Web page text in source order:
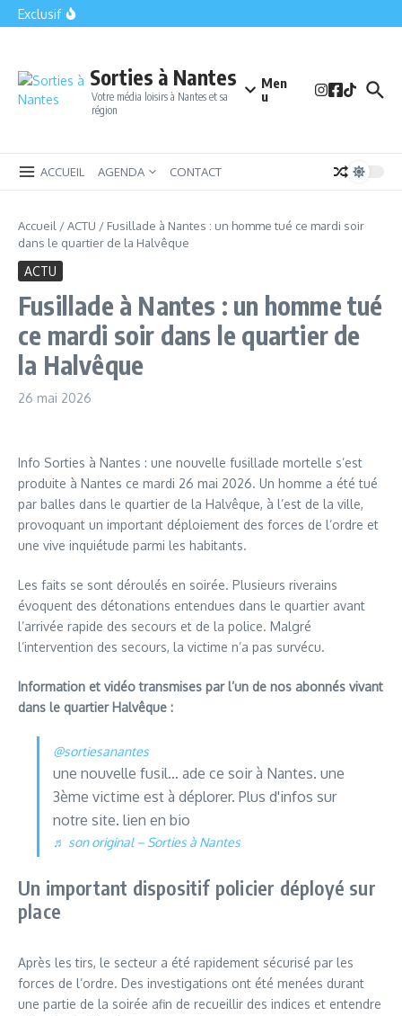
Aller au contenu
Exclusif
Le Parc des Naudières : Un havre de plaisir et d’aventure
cette saison
Sorties à Nantes
Votre média loisirs à Nantes et sa
région
Men
u
ACCUEIL AGENDA CONTACT
Accueil /ACTU / Fusillade à Nantes : un homme tué ce mardi soir
dans le quartier de la Halvêque
ACTU
Fusillade à Nantes : un homme tué
ce mardi soir dans le quartier de
la Halvêque
26 mai 2026
Info Sorties à Nantes : une nouvelle fusillade mortelle s’est
produite à Nantes ce mardi 26 mai 2026. Un homme a été tué
par balles dans le quartier de la Halvêque, à l’est de la ville,
provoquant un important déploiement des forces de l’ordre et
une vive inquiétude parmi les habitants.
Les faits se sont déroulés en soirée. Plusieurs riverains
évoquent des détonations entendues dans le quartier avant
l’arrivée rapide des secours et de la police. Malgré
l’intervention des secours, la victime n’a pas survécu.
Information et vidéo transmises par l’un de nos abonnés vivant
dans le quartier Halvêque :
@sortiesanantes
une nouvelle fusil… ade ce soir à Nantes. une
3ème victime est à déplorer. Plus d'infos sur
notre site. lien en bio
♬ son original – Sorties à Nantes
Un important dispositif policier déployé sur
place
Après les tirs, le secteur a été rapidement sécurisé par les
forces de l’ordre. Des investigations ont été menées durant
une partie de la soirée afin de recueillir des indices et entendre